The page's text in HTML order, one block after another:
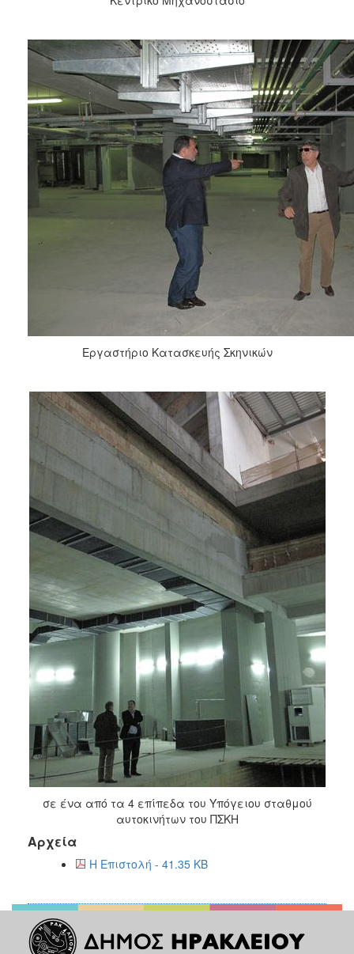
Εργαστήριο Κατασκευής Σκηνικών
σε ένα από τα 4 επίπεδα του Υπόγειου σταθμού
αυτοκινήτων του ΠΣΚΗ
Αρχεία
Η Επιστολή - 41.35 KB